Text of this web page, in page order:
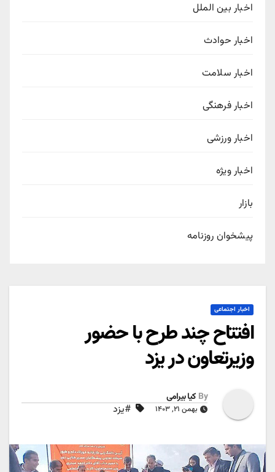
اخبار بین الملل
اخبار حوادث
اخبار سلامت
اخبار فرهنگی
اخبار ورزشی
اخبار ویژه
بازار
پیشخوان روزنامه
اخبار اجتماعی
افتتاح چند طرح با حضور
وزیرتعاون در یزد
By کیا بیرامی
بهمن ۲۱, ۱۴۰۳ #یزد